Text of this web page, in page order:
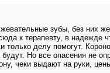
зубы, без них
к терапевту, в надежде
только делу помогут.
Но все опасения не
чеки выдают на руки,